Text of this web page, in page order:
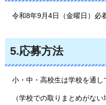
令和8年9月4日（金曜日）必
5.応募方法
小・中・高校生は学校を通し
（学校での取りまとめがな